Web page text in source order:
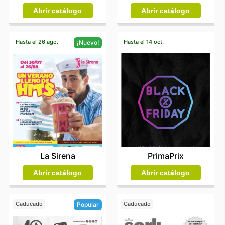
Abrir catálogo Abrir catálogo
Hasta el 26 ago. ¡Nuevo!
La Sirena
Abrir catálogo
Hasta el 14 oct.
PrimaPrix
Abrir catálogo
Caducado Popular Caducado